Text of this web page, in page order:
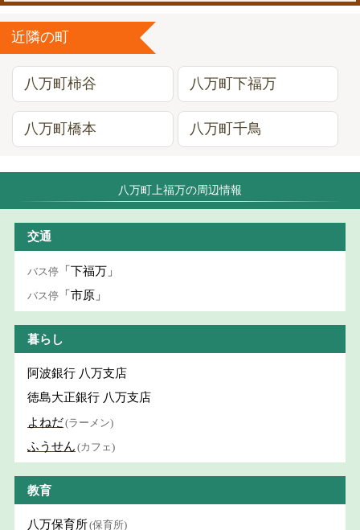
近隣の町
八万町柿谷 八万町下福万
八万町橋本 八万町千鳥
八万町上福万の周辺情報
交通
バス停 「下福万」
バス停 「市原」
暮らし
阿波銀行 八万支店
徳島大正銀行 八万支店
よねだ(ラーメン)
ふうせん (カフェ)
教育
八万保育所(保育所)